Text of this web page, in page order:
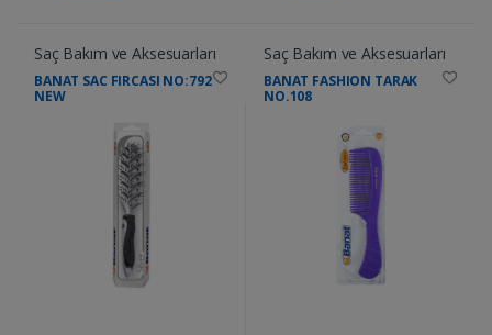
Saç Bakım ve Aksesuarları
BANAT SAC FIRCASI NO:792
NEW
Saç Bakım ve Aksesuarları
BANAT FASHION TARAK
NO.108